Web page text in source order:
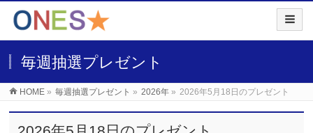
毎週抽選プレゼント
HOME » 毎週抽選プレゼント » 2026年 » 2026年5月18日のプレゼント